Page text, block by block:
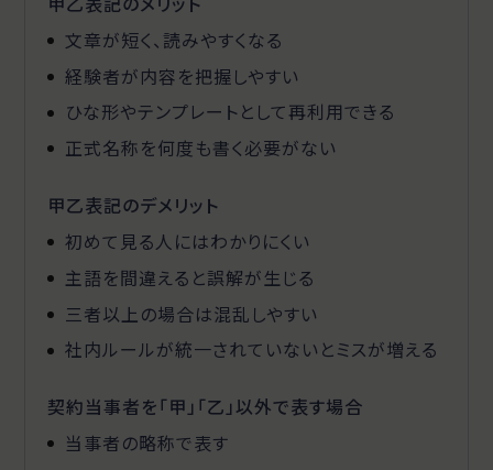
文章が短く、読みやすくなる
経験者が内容を把握しやすい
ひな形やテンプレートとして再利用できる
正式名称を何度も書く必要がない
甲乙表記のデメリット
初めて見る人にはわかりにくい
主語を間違えると誤解が生じる
三者以上の場合は混乱しやすい
社内ルールが統一されていないとミスが増える
契約当事者を「甲」「乙」以外で表す場合
当事者の略称で表す